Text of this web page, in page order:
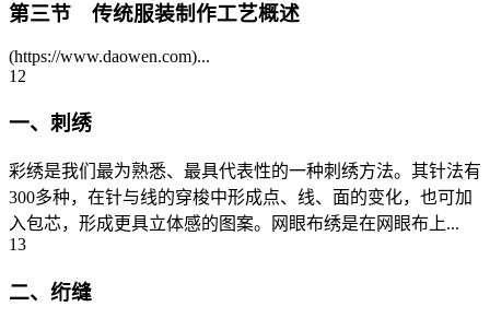
第三节 传统服装制作工艺概述
(https://www.daowen.com)...
12
一、刺绣
彩绣是我们最为熟悉、最具代表性的一种刺绣方法。其针法有
300多种，在针与线的穿梭中形成点、线、面的变化，也可加
入包芯，形成更具立体感的图案。网眼布绣是在网眼布上...
13
二、绗缝